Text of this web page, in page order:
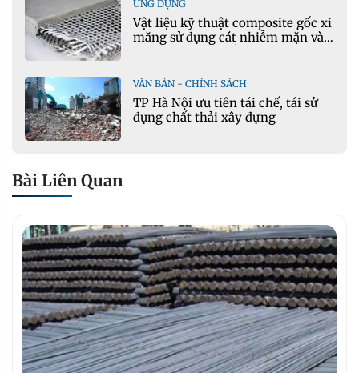
ỨNG DỤNG
Vật liệu kỹ thuật composite gốc xi
măng sử dụng cát nhiễm mặn và
VĂN BẢN - CHÍNH SÁCH
TP Hà Nội ưu tiên tái chế, tái sử
dụng chất thải xây dựng
Bài Liên Quan